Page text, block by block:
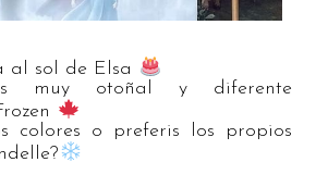
al sol de Elsa
muy otoñal y diferente
colores o preferis los propios